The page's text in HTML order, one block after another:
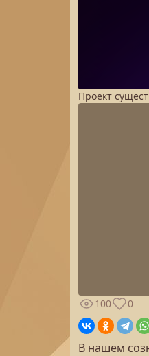
Проект
100
0
В нашем